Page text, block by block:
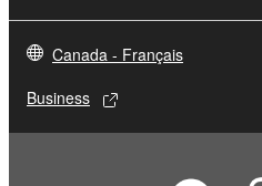
Canada - Français
Business